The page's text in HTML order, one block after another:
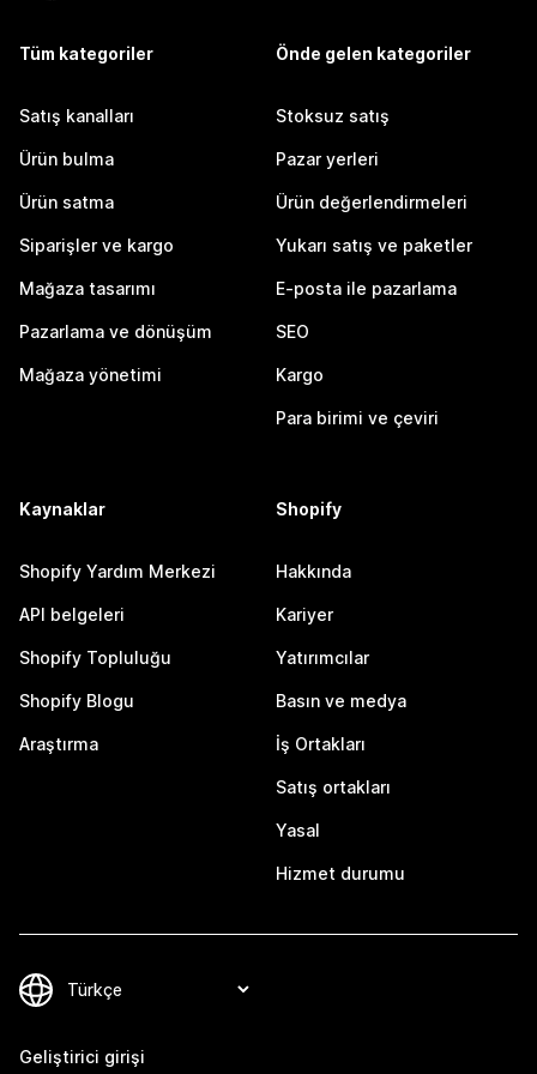
Tüm kategoriler
Satış kanalları
Ürün bulma
Ürün satma
Siparişler ve kargo
Mağaza tasarımı
Pazarlama ve dönüşüm
Mağaza yönetimi
Önde gelen kategoriler
Stoksuz satış
Pazar yerleri
Ürün değerlendirmeleri
Yukarı satış ve paketler
E-posta ile pazarlama
SEO
Kargo
Para birimi ve çeviri
Kaynaklar
Shopify Yardım Merkezi
API belgeleri
Shopify Topluluğu
Shopify Blogu
Araştırma
Shopify
Hakkında
Kariyer
Yatırımcılar
Basın ve medya
İş Ortakları
Satış ortakları
Yasal
Hizmet durumu
Geliştirici girişi